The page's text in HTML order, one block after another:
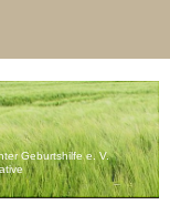
Geburtshilfe e. V.